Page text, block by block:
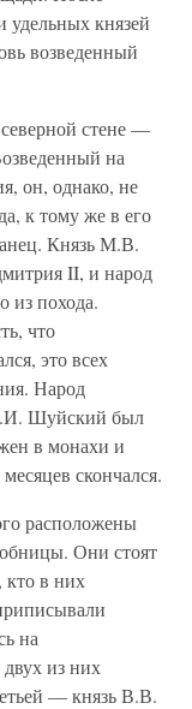
удельных князей
возведенный
стене —
на
он, однако, не
к тому же в его
Князь М.В.
II, и народ
из похода.
что
это всех
Народ
Шуйский был
в монахи и
скончался.
расположены
Они стоят
кто в них
на
из них
— князь В.В.